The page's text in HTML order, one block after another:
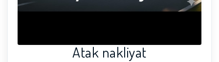
Atak nakliyat